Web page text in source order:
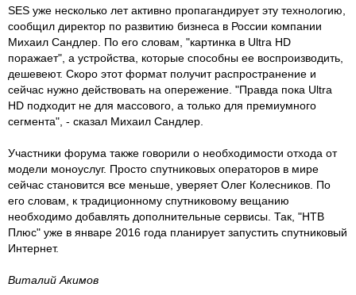
SES уже несколько лет активно пропагандирует эту технологию,
сообщил директор по развитию бизнеса в России компании
Михаил Сандлер. По его словам, "картинка в Ultra HD
поражает", а устройства, которые способны ее воспроизводить,
дешевеют. Скоро этот формат получит распространение и
сейчас нужно действовать на опережение. "Правда пока Ultra
HD подходит не для массового, а только для премиумного
сегмента", - сказал Михаил Сандлер.
Участники форума также говорили о необходимости отхода от
модели моноуслуг. Просто спутниковых операторов в мире
сейчас становится все меньше, уверяет Олег Колесников. По
его словам, к традиционному спутниковому вещанию
необходимо добавлять дополнительные сервисы. Так, "НТВ
Плюс" уже в январе 2016 года планирует запустить спутниковый
Интернет.
Виталий Акимов